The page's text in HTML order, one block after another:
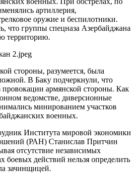
артиллерия,
оружие и беспилотники.
что группы спецназа Азербайджана
территорию.
стороны, разумеется, была
В Баку подчеркнули, что
провокации армянской стороны. Как
ведомстве, диверсионные
минированием участков
военных.
Института мировой экономики
(РАН) Станислав Притчин
отсутствие независимых
боевых действий нельзя определить
зачинщицей.